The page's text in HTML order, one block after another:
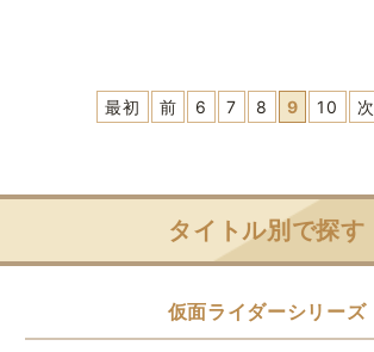
最初 前 6 7 8 9 10 次
タイトル別で探す
仮面ライダーシリーズ